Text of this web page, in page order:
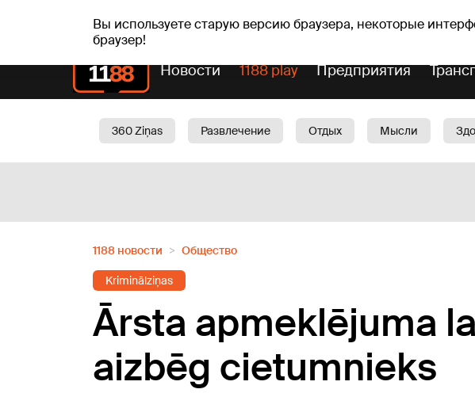
Вы используете старую версию браузера, некоторые
браузер!
сб, 08.08.2026. +20°C Mudīte, Vladislava, Vladislavs Прогноз
Новости 1188 play Предприятия
360 Ziņas Развлечение Отдых Мысли
1188 новости Oбщество
Kriminālziņas
Ārsta apmeklējuma
aizbēg cietumnieks